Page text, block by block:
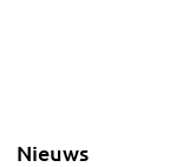
Nieuws